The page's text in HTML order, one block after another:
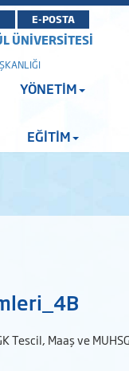
E-POSTA
ÜNİVERSİTESİ
YÖNETİM
EĞİTİM
Tescil, Maaş ve